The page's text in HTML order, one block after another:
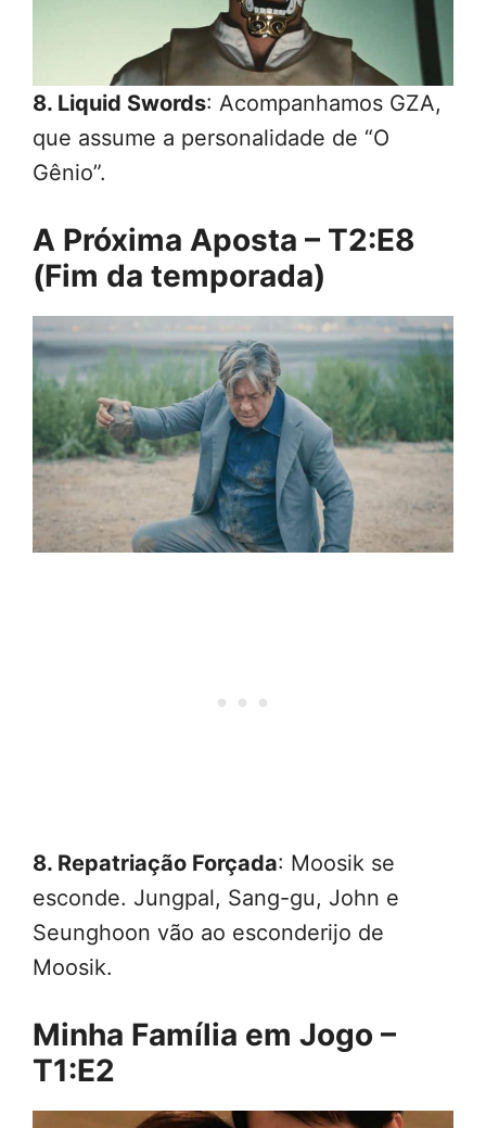
8. Liquid Swords: Acompanhamos GZA,
que assume a personalidade de “O
Gênio”.
A Próxima Aposta – T2:E8
(Fim da temporada)
8. Repatriação Forçada: Moosik se
esconde. Jungpal, Sang-gu, John e
Seunghoon vão ao esconderijo de
Moosik.
Minha Família em Jogo –
T1:E2